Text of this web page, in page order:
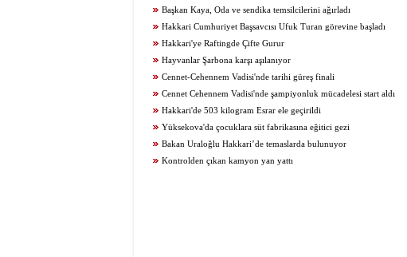
Başkan Kaya, Oda ve sendika temsilcilerini ağırladı
Hakkari Cumhuriyet Başsavcısı Ufuk Turan görevine başladı
Hakkari'ye Raftingde Çifte Gurur
Hayvanlar Şarbona karşı aşılanıyor
Cennet-Cehennem Vadisi'nde tarihi güreş finali
Cennet Cehennem Vadisi'nde şampiyonluk mücadelesi start aldı
Hakkari'de 503 kilogram Esrar ele geçirildi
Yüksekova'da çocuklara süt fabrikasına eğitici gezi
Bakan Uraloğlu Hakkari’de temaslarda bulunuyor
Kontrolden çıkan kamyon yan yattı